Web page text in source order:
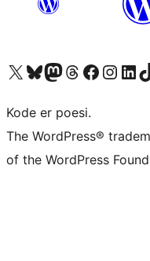
Besøg vores X (tidligere Twitter) konto
Besøg vores Bluesky-konto
Besøg vores Mastodon konto
Besøg vores Threads-konto
Besøg vores Facebook sideBesøg vores Instagram konto
Besøg vores
Kode er poesi.
The WordPress®
of the WordPress